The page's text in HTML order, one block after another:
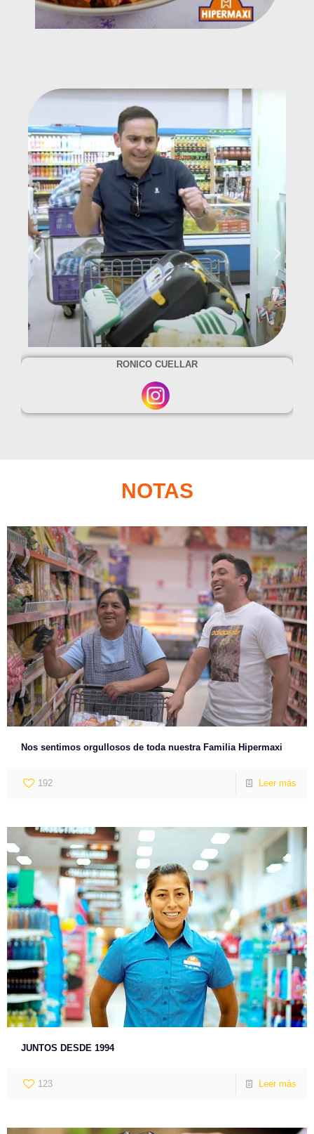
RONICO CUELLAR
NOTAS
Nos sentimos orgullosos de toda nuestra Familia Hipermaxi
192 Leer más
JUNTOS DESDE 1994
123 Leer más